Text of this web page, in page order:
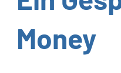
Money